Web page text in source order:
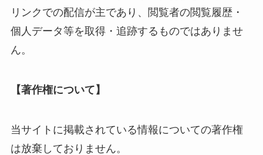
リンクでの配信が主であり、閲覧者の閲覧履歴・
個人データ等を取得・追跡するものではありませ
ん。
【著作権について】
当サイトに掲載されている情報についての著作権
は放棄しておりません。